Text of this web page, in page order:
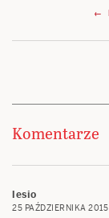
wpisu
←
Komentarze
lesio
25 PAŹDZIERNIKA 2015